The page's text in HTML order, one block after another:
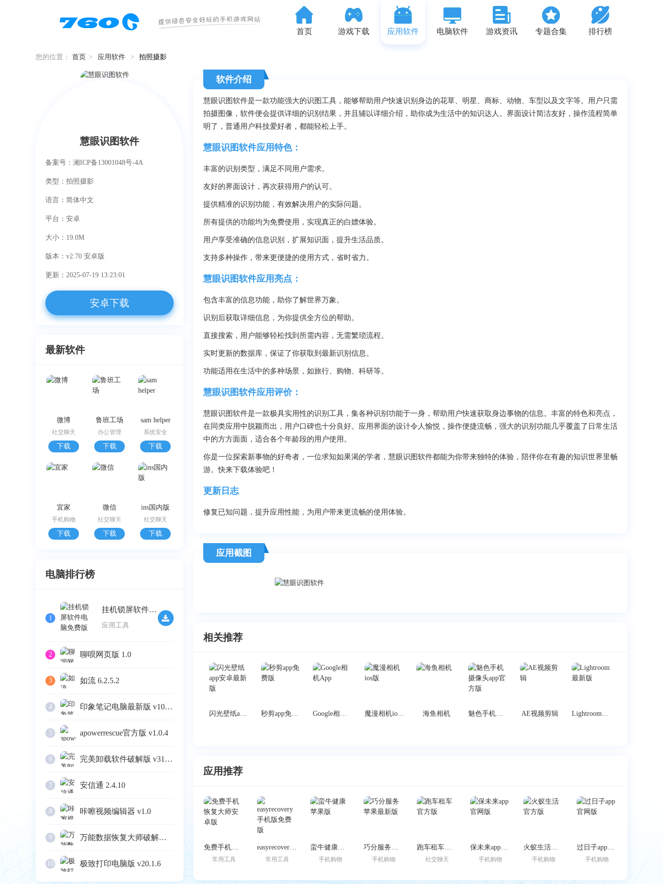
首页 游戏下载 应用软件 电脑软件 游戏资讯 专题合集 排行榜
您的位置： 首页 > 应用软件 > 拍照摄影
备案号：湘ICP备13001048号-4A
类型：拍照摄影
语言：简体中文
平台：安卓
大小：19.0M
版本：v2.70 安卓版
更新：2025-07-19 13:23:01
安卓下载
最新软件
微博
社交聊天
下载
鲁班工场
办公管理
下载
sam helper
系统安全
下载
宜家
手机购物
下载
微信
社交聊天
下载
ins国内版
社交聊天
下载
电脑排行榜
1
挂机锁屏软件电脑免费版 v2.32
应用工具
2 聊呗网页版 1.0
3 如流 6.2.5.2
4 印象笔记电脑最新版 v10.4.4
5 apowerrescue官方版 v1.0.4
6 完美卸载软件破解版 v31.16
7 安信通 2.4.10
8 咔嚓视频编辑器 v1.0
9 万能数据恢复大师破解版 v6.3
10 极致打印电脑版 v20.1.6
软件介绍
慧眼识图软件
慧眼识图软件是一款功能强大的识图工具，能够帮助用户快速识别身边的花草、明星、商标、动物、车型以及文字等。用户只需
拍摄图像，软件便会提供详细的识别结果，并且辅以详细介绍，助你成为生活中的知识达人。界面设计简洁友好，操作流程简单
明了，普通用户科技爱好者，都能轻松上手。
慧眼识图软件应用特色：
丰富的识别类型，满足不同用户需求。
友好的界面设计，再次获得用户的认可。
提供精准的识别功能，有效解决用户的实际问题。
所有提供的功能均为免费使用，实现真正的白嫖体验。
用户享受准确的信息识别，扩展知识面，提升生活品质。
支持多种操作，带来更便捷的使用方式，省时省力。
慧眼识图软件应用亮点：
包含丰富的信息功能，助你了解世界万象。
识别后获取详细信息，为你提供全方位的帮助。
直接搜索，用户能够轻松找到所需内容，无需繁琐流程。
实时更新的数据库，保证了你获取到最新识别信息。
功能适用在生活中的多种场景，如旅行、购物、科研等。
慧眼识图软件应用评价：
慧眼识图软件是一款极具实用性的识别工具，集各种识别功能于一身，帮助用户快速获取身边事物的信息。丰富的特色和亮点，
在同类应用中脱颖而出，用户口碑也十分良好。应用界面的设计令人愉悦，操作便捷流畅，强大的识别功能几乎覆盖了日常生活
中的方方面面，适合各个年龄段的用户使用。
你是一位探索新事物的好奇者，一位求知如果渴的学者，慧眼识图软件都能为你带来独特的体验，陪伴你在有趣的知识世界里畅
游。快来下载体验吧！
更新日志
修复已知问题，提升应用性能，为用户带来更流畅的使用体验。
应用截图
相关推荐
闪光壁纸app安卓最新版 秒剪app免费版 Google相机App 魔漫相机ios版 海鱼相机 魅色手机摄像头app官方版 AE视频剪辑 Lightroom最新版
应用推荐
免费手机恢复大师安卓版
常用工具
easyrecovery手机版免费版
常用工具
蛮牛健康苹果版
手机购物
巧分服务苹果最新版
手机购物
跑车租车官方版
社交聊天
保未来app官网版
手机购物
火蚁生活官方版
手机购物
过日子app官网版
手机购物